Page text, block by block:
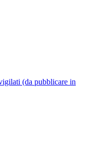
(da pubblicare in